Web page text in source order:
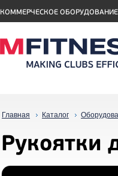
КОММЕРЧЕСКОЕ
Главная Каталог
Рукоятки